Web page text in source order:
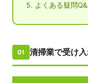
よくある疑問
01 清掃業で受け